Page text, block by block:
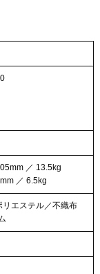
／ 13.5kg
／ 6.5kg
エステル／不織布